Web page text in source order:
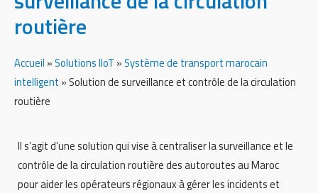
routière
Accueil » Solutions IIoT » Système de transport marocain
intelligent » Solution de surveillance et contrôle de la circulation
routière
Il s’agit d’une solution qui vise à centraliser la surveillance et le
contrôle de la circulation routière des autoroutes au Maroc
pour aider les opérateurs régionaux à gérer les incidents et